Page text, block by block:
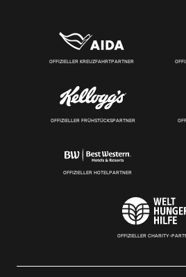
OFFIZIELLER KREUZFAHRTPARTNER
OFFIZIELLER FRÜHSTÜCKSPARTNER
OFFIZIELLER HOTELPARTNER
OFFIZIELLER CHARITY-